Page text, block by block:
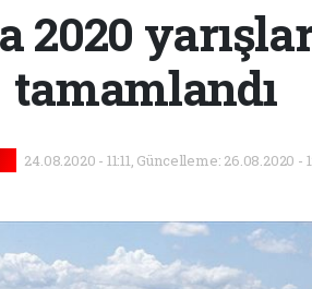
2020
tamamlandı
24.08.2020 - 11:11, Güncelleme: 26.08.2020 -